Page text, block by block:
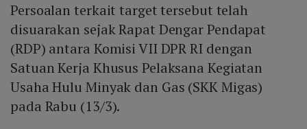
Persoalan terkait target tersebut telah
disuarakan sejak Rapat Dengar Pendapat
(RDP) antara Komisi VII DPR RI dengan
Satuan Kerja Khusus Pelaksana Kegiatan
Usaha Hulu Minyak dan Gas (SKK Migas)
pada Rabu (13/3).